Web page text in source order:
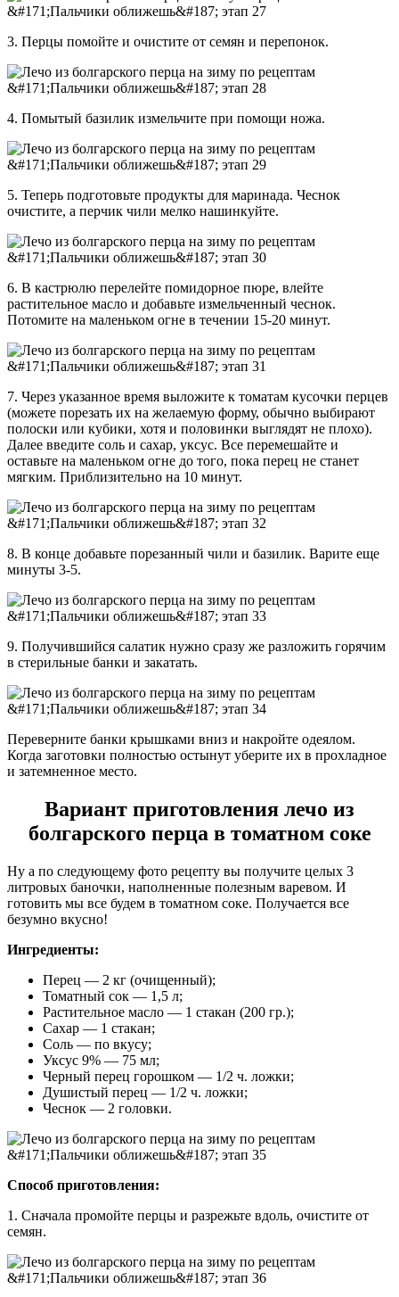
3. Перцы помойте и очистите от семян и перепонок.
4. Помытый базилик измельчите при помощи ножа.
5. Теперь подготовьте продукты для маринада. Чеснок
очистите, а перчик чили мелко нашинкуйте.
6. В кастрюлю перелейте помидорное пюре, влейте
растительное масло и добавьте измельченный чеснок.
Потомите на маленьком огне в течении 15-20 минут.
7. Через указанное время выложите к томатам кусочки перцев
(можете порезать их на желаемую форму, обычно выбирают
полоски или кубики, хотя и половинки выглядят не плохо).
Далее введите соль и сахар, уксус. Все перемешайте и
оставьте на маленьком огне до того, пока перец не станет
мягким. Приблизительно на 10 минут.
8. В конце добавьте порезанный чили и базилик. Варите еще
минуты 3-5.
9. Получившийся салатик нужно сразу же разложить горячим
в стерильные банки и закатать.
Переверните банки крышками вниз и накройте одеялом.
Когда заготовки полностью остынут уберите их в прохладное
и затемненное место.
Вариант приготовления лечо из
болгарского перца в томатном соке
Ну а по следующему фото рецепту вы получите целых 3
литровых баночки, наполненные полезным варевом. И
готовить мы все будем в томатном соке. Получается все
безумно вкусно!
Ингредиенты:
Перец — 2 кг (очищенный);
Томатный сок — 1,5 л;
Растительное масло — 1 стакан (200 гр.);
Сахар — 1 стакан;
Соль — по вкусу;
Уксус 9% — 75 мл;
Черный перец горошком — 1/2 ч. ложки;
Душистый перец — 1/2 ч. ложки;
Чеснок — 2 головки.
Способ приготовления:
1. Сначала промойте перцы и разрежьте вдоль, очистите от
семян.